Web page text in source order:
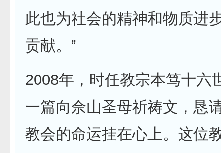
此也为社会的精神和物质进
贡献。”
2008年，时任教宗本笃十六
一篇向佘山圣母祈祷文，恳
教会的命运挂在心上。这位